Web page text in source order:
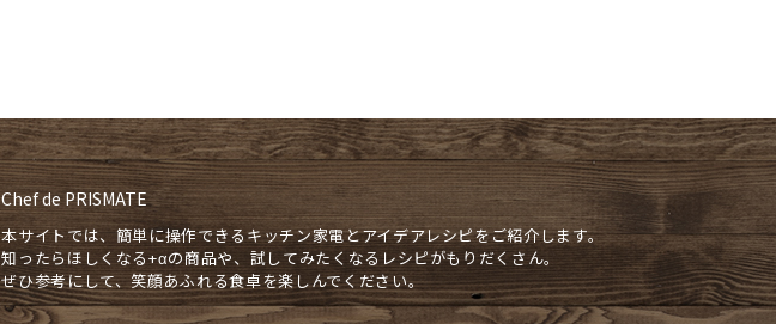
Chef de PRISMATE
本サイトでは、簡単に操作できるキッチン家電とアイデアレシピをご紹介します。
知ったらほしくなる+αの商品や、試してみたくなるレシピがもりだくさん。
ぜひ参考にして、笑顔あふれる食卓を楽しんでください。